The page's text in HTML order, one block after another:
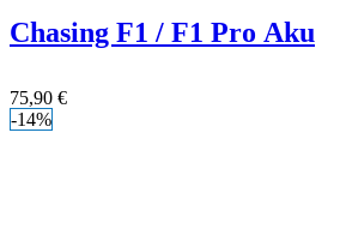
Chasing F1 / F1 Pro Aku
75,90 €
-14%